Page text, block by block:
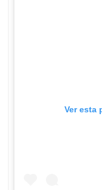
Ver esta